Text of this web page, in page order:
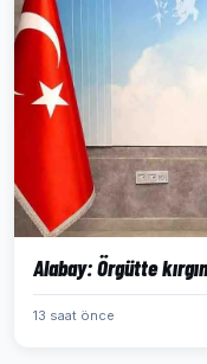
Alabay: Örgütte
13 saat önce